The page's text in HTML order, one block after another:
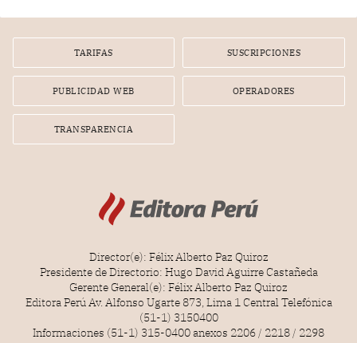
por la frustrada realización de un meet and greet con
TARIFAS SUSCRIPCIONES
PUBLICIDAD WEB OPERADORES
TRANSPARENCIA
Director(e): Félix Alberto Paz Quiroz
Presidente de Directorio: Hugo David Aguirre Castañeda
Gerente General(e): Félix Alberto Paz Quiroz
Editora Perú Av. Alfonso Ugarte 873, Lima 1 Central Telefónica
(51-1) 3150400
Informaciones (51-1) 315-0400 anexos 2206 / 2218 / 2298